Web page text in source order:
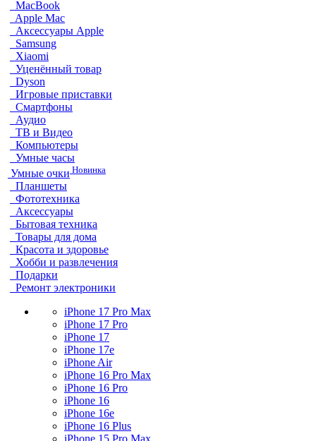
MacBook
Apple Mac
Аксессуары Apple
Samsung
Xiaomi
Уценённый товар
Dyson
Игровые приставки
Смартфоны
Аудио
ТВ и Видео
Компьютеры
Умные часы
Умные очки Новинка
Планшеты
Фототехника
Аксессуары
Бытовая техника
Товары для дома
Красота и здоровье
Хобби и развлечения
Подарки
Ремонт электроники
iPhone 17 Pro Max
iPhone 17 Pro
iPhone 17
iPhone 17e
iPhone Air
iPhone 16 Pro Max
iPhone 16 Pro
iPhone 16
iPhone 16e
iPhone 16 Plus